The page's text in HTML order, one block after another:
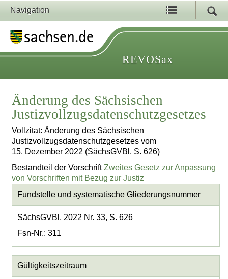
Navigation
REVOSax
Änderung des Sächsischen
Justizvollzugsdatenschutzgesetzes
Vollzitat: Änderung des Sächsischen
Justizvollzugsdatenschutzgesetzes vom
15. Dezember 2022 (SächsGVBl. S. 626)
Bestandteil der VorschriftZweites Gesetz zur Anpassung
von Vorschriften mit Bezug zur Justiz
Fundstelle und systematische Gliederungsnummer
SächsGVBl. 2022 Nr. 33, S. 626
Fsn-Nr.: 311
Gültigkeitszeitraum